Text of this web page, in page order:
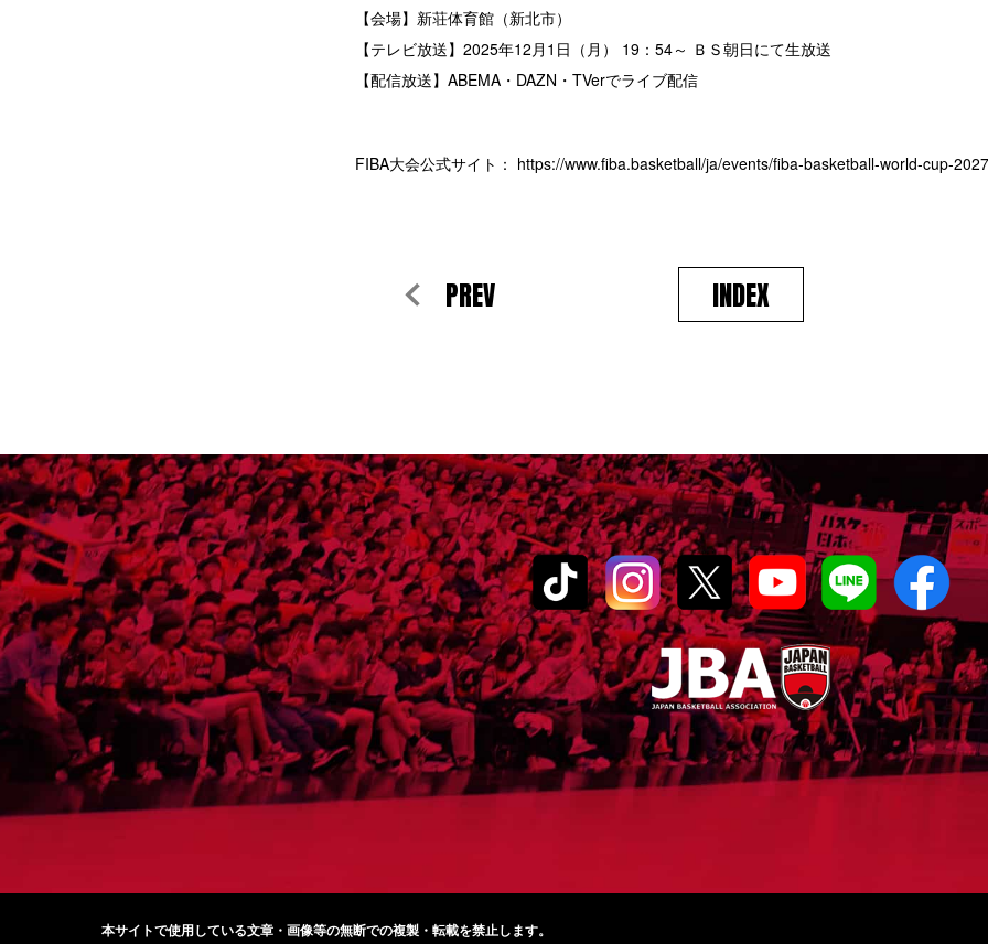
【会場】新荘体育館（新北市）
【テレビ放送】2025年12月1日（月） 19：54～ ＢＳ朝日にて生放送
【配信放送】ABEMA・DAZN・TVerでライブ配信
FIBA大会公式サイト： https://www.fiba.basketball/ja/events/fiba-basketball-world-cup-
PREV INDEX
本サイトで使用している文章・画像等の無断での複製・転載を禁止します。